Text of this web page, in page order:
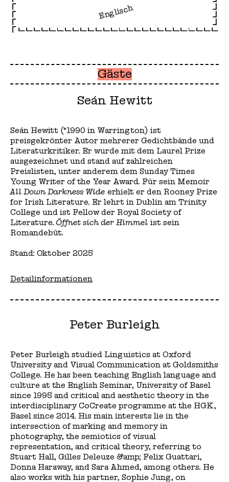
Englisch
Gäste
Seán Hewitt
Seán Hewitt (*1990 in Warrington) ist
preisgekrönter Autor mehrerer Gedichtbände und
Literaturkritiker. Er wurde mit dem Laurel Prize
ausgezeichnet und stand auf zahlreichen
Preislisten, unter anderem dem Sunday Times
Young Writer of the Year Award. Für sein Memoir
All Down Darkness Wide erhielt er den Rooney Prize
for Irish Literature. Er lehrt in Dublin am Trinity
College und ist Fellow der Royal Society of
Literature. Öffnet sich der Himmel ist sein
Romandebüt.
Stand: Oktober 2025
Detailinformationen
Peter Burleigh
Peter Burleigh studied Linguistics at Oxford
University and Visual Communication at Goldsmiths
College. He has been teaching English language and
culture at the English Seminar, University of Basel
since 1995 and critical and aesthetic theory in the
interdisciplinary CoCreate programme at the HGK,
Basel since 2014. His main interests lie in the
intersection of marking and memory in
photography, the semiotics of visual
representation, and critical theory, referring to
Stuart Hall, Gilles Deleuze &amp; Felix Guattari,
Donna Haraway, and Sara Ahmed, among others. He
also works with his partner, Sophie Jung, on